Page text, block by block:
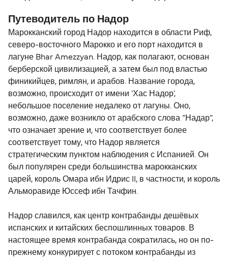
Путеводитель по Надор
Марокканский город Надор находится в области Риф,
северо-восточного Марокко и его порт находится в
лагуне Bhar Amezzyan. Надор, как полагают, основан
берберской цивилизацией, а затем был под властью
финикийцев, римлян, и арабов. Название города,
возможно, происходит от имени 'Хас Надор',
небольшое поселение недалеко от лагуны. Оно,
возможно, даже возникло от арабского слова “Надар”,
что означает зрение и, что соответствует более
соответствует тому, что Надор является
стратегическим пунктом наблюдения с Испанией. Он
был популярен среди большинства марокканских
царей, король Омара ибн Идрис II, в частности, и король
Альморавиде Юссеф ибн Тачфин.
Надор славился, как центр контрабанды дешёвых
испанских и китайских беспошлинных товаров. В
настоящее время контрабанда сократилась, но он по-
прежнему конкурирует с потоком контрабанды из